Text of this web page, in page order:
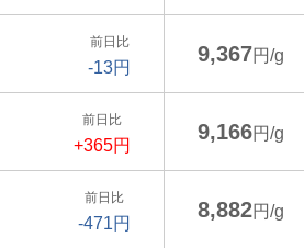
前日比
-13円
9,367円/g
前日比
+365円
9,166円/g
前日比
-471円
8,882円/g